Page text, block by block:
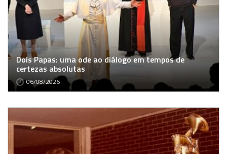
Dois Papas: uma ode ao diálogo em tempos de
certezas absolutas
06/08/2026